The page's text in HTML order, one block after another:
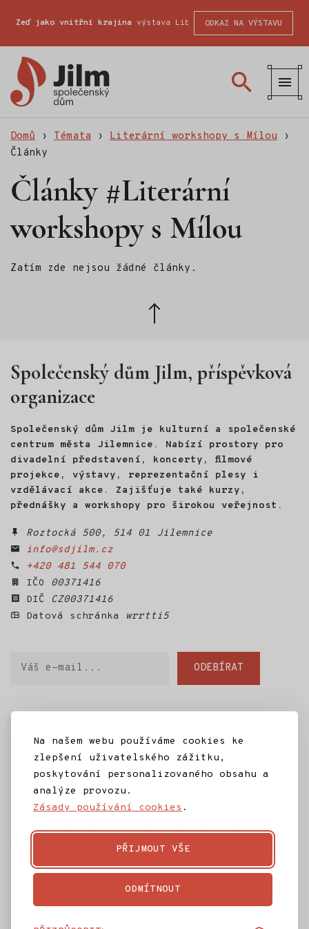
Na našem webu používáme cookies ke
zlepšení uživatelského zážitku,
poskytování personalizovaného obsahu a
analýze provozu.
Zásady používání cookies .
PŘIJMOUT VŠE
ODMÍTNOUT
Zeď jako vnitřní krajina výstava Liberecké školy fotografické
ODKAZ NA VÝSTAVU
Domů › Témata › Literární workshopy s Mílou ›
Články
Články #Literární
workshopy s Mílou
Zatím zde nejsou žádné články.
Zpět
nahoru
Společenský dům Jilm, příspěvková
organizace
Společenský dům Jilm je kulturní a společenské
centrum města Jilemnice. Nabízí prostory pro
divadelní představení, koncerty, filmové
projekce, výstavy, reprezentační plesy i
vzdělávací akce. Zajišťuje také kurzy,
přednášky a workshopy pro širokou veřejnost.
Roztocká 500, 514 01 Jilemnice
info@sdjilm.cz
+420 481 544 070
IČO
00371416
DIČ
CZ00371416
Datová schránka
wrrtti5
ODEBÍRAT
SD Jilm Kino 70
Městská knihovna
IC Jilemnice
Projekty SD Jilm
Články
Kontakt
Ochrana osobních údajů
Rozpočet